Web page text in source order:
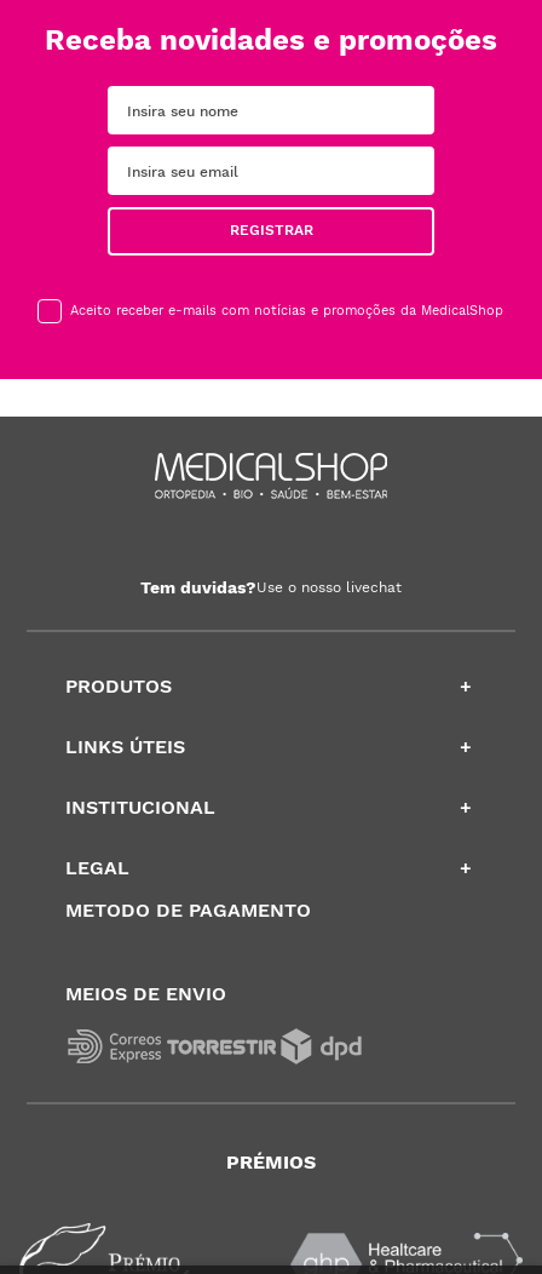
Receba novidades e promoções
REGISTRAR
Aceito receber e-mails com notícias e promoções da MedicalShop
Tem duvidas?Use o nosso livechat
PRODUTOS +
LINKS ÚTEIS +
INSTITUCIONAL +
LEGAL
+
METODO DE PAGAMENTO
MEIOS DE ENVIO
PRÉMIOS